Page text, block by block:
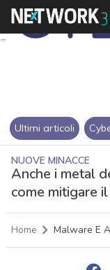
Ultimi articoli
NUOVE MINACCE
Anche i metal
come mitigare
Home Malware E